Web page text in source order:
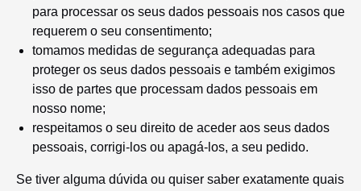
para processar os seus dados pessoais nos casos que
requerem o seu consentimento;
tomamos medidas de segurança adequadas para
proteger os seus dados pessoais e também exigimos
isso de partes que processam dados pessoais em
nosso nome;
respeitamos o seu direito de aceder aos seus dados
pessoais, corrigi-los ou apagá-los, a seu pedido.
Se tiver alguma dúvida ou quiser saber exatamente quais